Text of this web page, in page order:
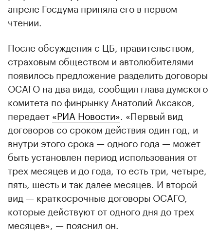
апреле Госдума приняла его в первом
чтении.
После обсуждения с ЦБ, правительством,
страховым обществом и автолюбителями
появилось предложение разделить договоры
ОСАГО на два вида, сообщил глава думского
комитета по финрынку Анатолий Аксаков,
передает «РИА Новости» . «Первый вид
договоров со сроком действия один год, и
внутри этого срока — одного года — может
быть установлен период использования от
трех месяцев и до года, то есть три, четыре,
пять, шесть и так далее месяцев. И второй
вид — краткосрочные договоры ОСАГО,
которые действуют от одного дня до трех
месяцев», — пояснил он.